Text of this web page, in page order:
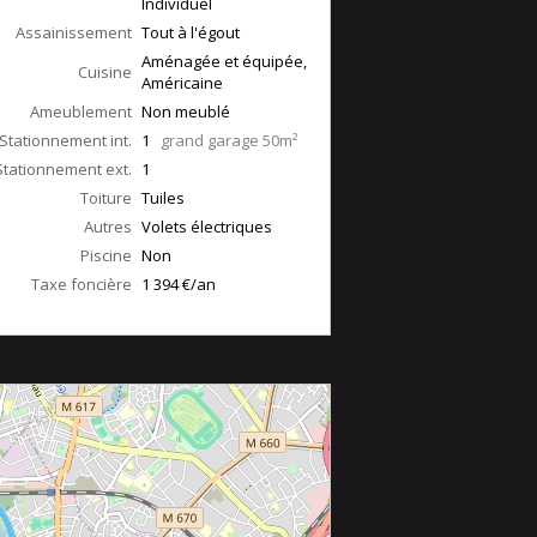
Assainissement Tout à l'égout
Cuisine Aménagée et équipée,
Américaine
Ameublement Non meublé
Stationnement int. 1
grand garage 50m²
ext. 1
Toiture Tuiles
Autres Volets électriques
Piscine Non
Taxe foncière 1 394 €/an